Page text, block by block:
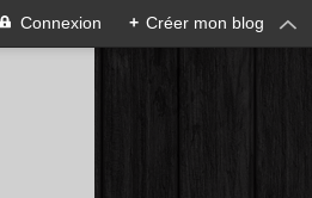
Connexion + Créer mon blog